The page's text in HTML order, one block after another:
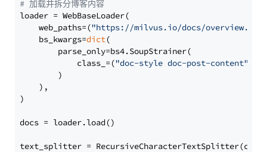
# 加载并拆分博客内容
loader = WebBaseLoader(
    web_paths=(
"https://milvus.io/docs/overview.md"
    bs_kwargs=
dict(
        parse_only=bs4.SoupStrainer(
            class_=(
"doc-style doc-post-content"
        )
    ),
)
docs = loader.load()
text_splitter =